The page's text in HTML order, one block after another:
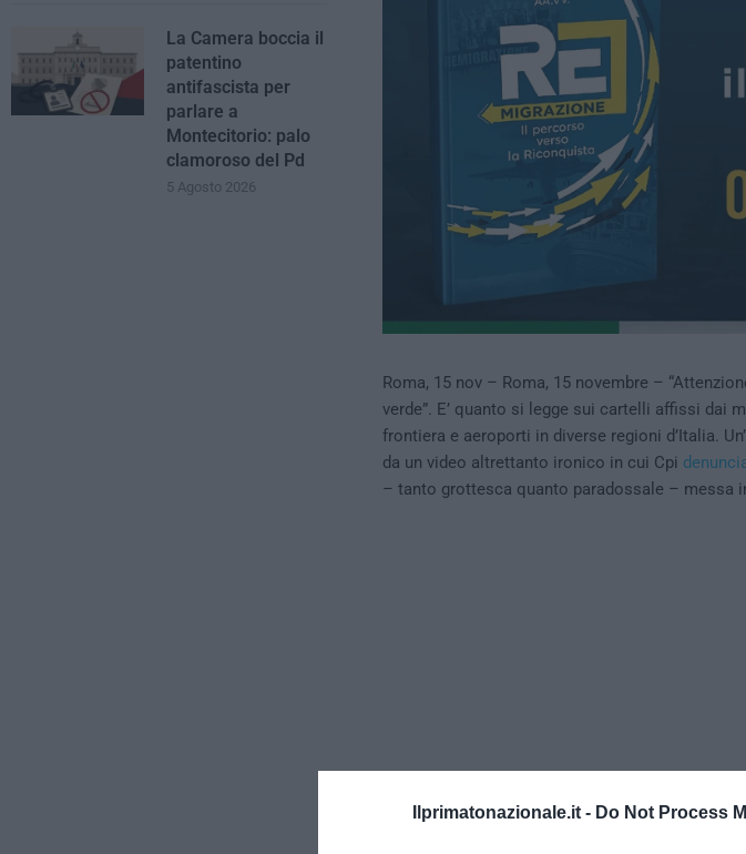
Ilprimatonazionale.it - Do Not Process
Roma, 15 nov – Roma, 15 novembre –
verde”. E’ quanto si legge sui cartelli affissi dai
frontiera e aeroporti in diverse regioni d’Italia.
da un video altrettanto ironico in cui Cpi
– tanto grottesca quanto paradossale – messa
La Camera boccia il
patentino
antifascista per
parlare a
Montecitorio: palo
clamoroso del Pd
5 Agosto 2026